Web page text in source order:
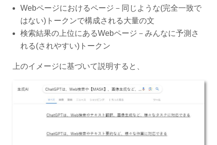
Webページにおけるページ－同じような(完全一致で
はない)トークンで構成される大量の文
検索結果の上位にあるWebページ－みんなに予測さ
れる(されやすい)トークン
上のイメージに基づいて説明すると、